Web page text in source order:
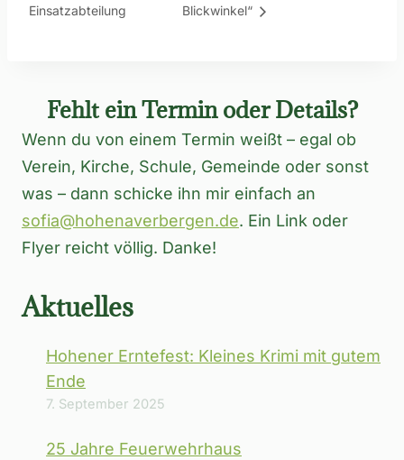
Einsatzabteilung
Blickwinkel“
Fehlt ein Termin oder Details?
Wenn du von einem Termin weißt – egal ob
Verein, Kirche, Schule, Gemeinde oder sonst
was – dann schicke ihn mir einfach an
sofia@hohenaverbergen.de. Ein Link oder
Flyer reicht völlig. Danke!
Aktuelles
Hohener Erntefest: Kleines Krimi mit gutem
Ende
7. September 2025
25 Jahre Feuerwehrhaus